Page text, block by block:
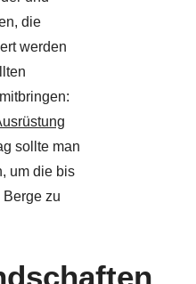
die
werden
sollte man
um die bis
zu